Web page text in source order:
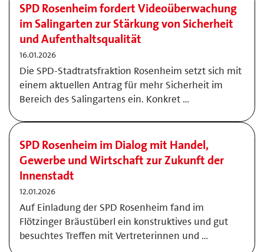
SPD Rosenheim fordert Videoüberwachung
im Salingarten zur Stärkung von Sicherheit
und Aufenthaltsqualität
16.01.2026
Die SPD-Stadtratsfraktion Rosenheim setzt sich mit
einem aktuellen Antrag für mehr Sicherheit im
Bereich des Salingartens ein. Konkret …
SPD Rosenheim im Dialog mit Handel,
Gewerbe und Wirtschaft zur Zukunft der
Innenstadt
12.01.2026
Auf Einladung der SPD Rosenheim fand im
Flötzinger Bräustüberl ein konstruktives und gut
besuchtes Treffen mit Vertreterinnen und …